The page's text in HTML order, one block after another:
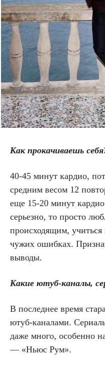
Как прокачиваешь
40-45 минут кардио,
средним весом 12
еще 15-20 минут
серьезно, то просто
происходящим,
чужих ошибках.
выводы.
Какие ютуб-каналы,
В последнее время
ютуб-каналами.
даже много, особенно
— «Ньюс Рум».